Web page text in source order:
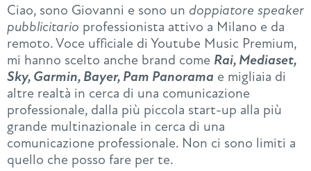
Ciao, sono Giovanni e sono un doppiatore speaker
pubblicitario professionista attivo a Milano e da
remoto. Voce ufficiale di Youtube Music Premium,
mi hanno scelto anche brand come Rai, Mediaset,
Sky, Garmin, Bayer, Pam Panorama e migliaia di
altre realtà in cerca di una comunicazione
professionale, dalla più piccola start-up alla più
grande multinazionale in cerca di una
comunicazione professionale. Non ci sono limiti a
quello che posso fare per te.